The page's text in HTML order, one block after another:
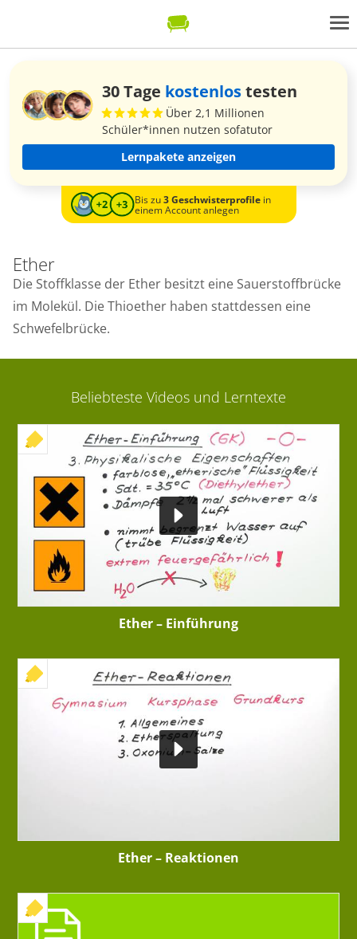
30 Tage kostenlostesten
Über 2,1 Millionen
Schüler*innen nutzen sofatutor
Lernpakete anzeigen
Bis zu3 Geschwisterprofilein
einem Account anlegen
Ether
Die Stoffklasse der Ether besitzt eine Sauerstoffbrücke
im Molekül. Die Thioether haben stattdessen eine
Schwefelbrücke.
Beliebteste Videos und Lerntexte
+ INTERAKTIVE ÜBUNG
Ether – Einführung
+ INTERAKTIVE ÜBUNG
Ether – Reaktionen
+ INTERAKTIVE ÜBUNG